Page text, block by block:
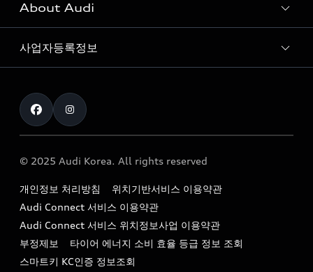
S range
아우디 모델 비교하기
아우디 공식 인증 중고차
The new Audi A6 Taste Drive 이벤트
고객안내
Audi Connect
myAudiworld
내비게이션 데이터 다운로드
아우디 영상 매뉴얼
서비스 센터
서비스 프로그램
About Audi
아우디 브랜드
Formula 1
Audi Story
아우디코리아 소식
아우디코리아 소개
아우디 스토리
아우디 브랜드 히스토리
사업자등록정보
통신판매업신고번호 : 2024-서울종로-1079
대표자명 : 틸 셰어
딩)
이메일 : audi_m@audi-ccc.co.kr
© 2025 Audi Korea. All rights reserved
개인정보 처리방침
위치기반서비스 이용약관
Audi Connect 서비스 이용약관
Audi Connect 서비스 위치정보사업 이용약관
부정제보
타이어 에너지 소비 효율 등급 정보 조회
스마트키 KC인증 정보조회